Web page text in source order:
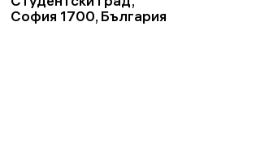
София 1700, България